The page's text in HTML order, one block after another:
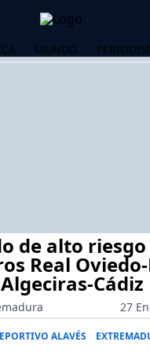
MUNDO
de alto riesgo
Real
Cádiz
27
ALAVÉS